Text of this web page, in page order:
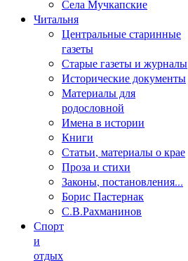
Села Мучкапские
Читальня
Центральные старинные
газеты
Старые газеты и журналы
Исторические документы
Материалы для
родословной
Имена в истории
Книги
Статьи, материалы о крае
Проза и стихи
Законы, постановления...
Борис Пастернак
С.В.Рахманинов
Спорт
и
отдых